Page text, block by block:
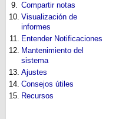
9. Compartir notas
10. Visualización de
informes
11. Entender Notificaciones
12. Mantenimiento del
sistema
13. Ajustes
14. Consejos útiles
15. Recursos